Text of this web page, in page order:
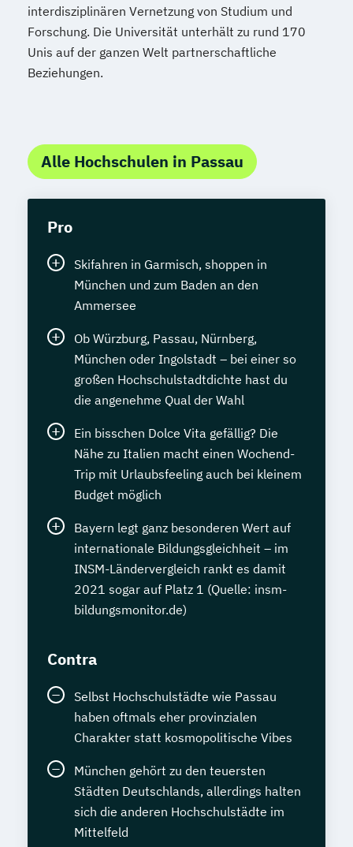
interdisziplinären Vernetzung von Studium und
Forschung. Die Universität unterhält zu rund 170
Unis auf der ganzen Welt partnerschaftliche
Beziehungen.
Alle Hochschulen in Passau
Pro
Skifahren in Garmisch, shoppen in
München und zum Baden an den
Ammersee
Ob Würzburg, Passau, Nürnberg,
München oder Ingolstadt – bei einer so
großen Hochschulstadtdichte hast du
die angenehme Qual der Wahl
Ein bisschen Dolce Vita gefällig? Die
Nähe zu Italien macht einen Wochend-
Trip mit Urlaubsfeeling auch bei kleinem
Budget möglich
Bayern legt ganz besonderen Wert auf
internationale Bildungsgleichheit – im
INSM-Ländervergleich rankt es damit
2021 sogar auf Platz 1 (Quelle: insm-
bildungsmonitor.de)
Contra
Selbst Hochschulstädte wie Passau
haben oftmals eher provinzialen
Charakter statt kosmopolitische Vibes
München gehört zu den teuersten
Städten Deutschlands, allerdings halten
sich die anderen Hochschulstädte im
Mittelfeld